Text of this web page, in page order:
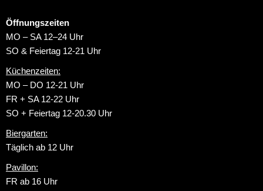
Öffnungszeiten
MO – SA 12–24 Uhr
SO & Feiertag 12-21 Uhr
Küchenzeiten:
MO – DO 12-21 Uhr
FR + SA 12-22 Uhr
SO + Feiertag 12-20.30 Uhr
Biergarten:
Täglich ab 12 Uhr
Pavillon:
FR ab 16 Uhr